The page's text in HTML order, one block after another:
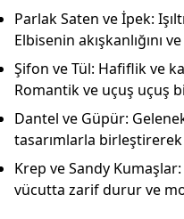
Parlak Saten ve İpek:
Elbisenin akışkanlığını
Şifon ve Tül: Hafiflik ve
Romantik ve uçuş uçuş
Dantel ve Güpür:
tasarımlarla
Krep ve Sandy Kumaşlar:
vücutta zarif durur ve